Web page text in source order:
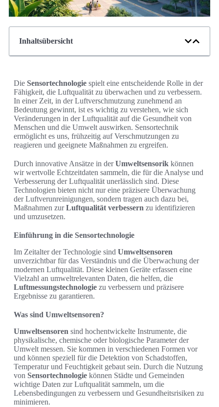
Inhaltsübersicht
Die Sensortechnologie spielt eine entscheidende Rolle in der
Fähigkeit, die Luftqualität zu überwachen und zu verbessern.
In einer Zeit, in der Luftverschmutzung zunehmend an
Bedeutung gewinnt, ist es wichtig zu verstehen, wie sich
Veränderungen in der Luftqualität auf die Gesundheit von
Menschen und die Umwelt auswirken. Sensortechnik
ermöglicht es uns, frühzeitig auf Verschmutzungen zu
reagieren und geeignete Maßnahmen zu ergreifen.
Durch innovative Ansätze in derUmweltsensorik können
wir wertvolle Echtzeitdaten sammeln, die für die Analyse und
Verbesserung der Luftqualität unerlässlich sind. Diese
Technologien bieten nicht nur eine präzisere Überwachung
der Luftverunreinigungen, sondern tragen auch dazu bei,
Maßnahmen zurLuftqualität verbessern zu identifizieren
und umzusetzen.
Einführung in die Sensortechnologie
Im Zeitalter der Technologie sind Umweltsensoren
unverzichtbar für das Verständnis und die Überwachung der
modernen Luftqualität. Diese kleinen Geräte erfassen eine
Vielzahl an umweltrelevanten Daten, die helfen, die
Luftmessungstechnologie zu verbessern und präzisere
Ergebnisse zu garantieren.
Was sind Umweltsensoren?
Umweltsensoren sind hochentwickelte Instrumente, die
physikalische, chemische oder biologische Parameter der
Umwelt messen. Sie kommen in verschiedenen Formen vor
und können speziell für die Detektion von Schadstoffen,
Temperatur und Feuchtigkeit gebaut sein. Durch die Nutzung
von Sensortechnologie können Städte und Gemeinden
wichtige Daten zur Luftqualität sammeln, um die
Lebensbedingungen zu verbessern und Gesundheitsrisiken zu
minimieren.